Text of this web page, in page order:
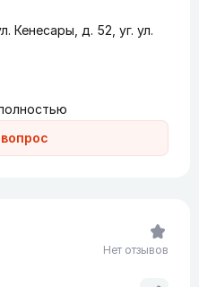
Кенесары, д. 52, уг. ул.
Нет отзывов